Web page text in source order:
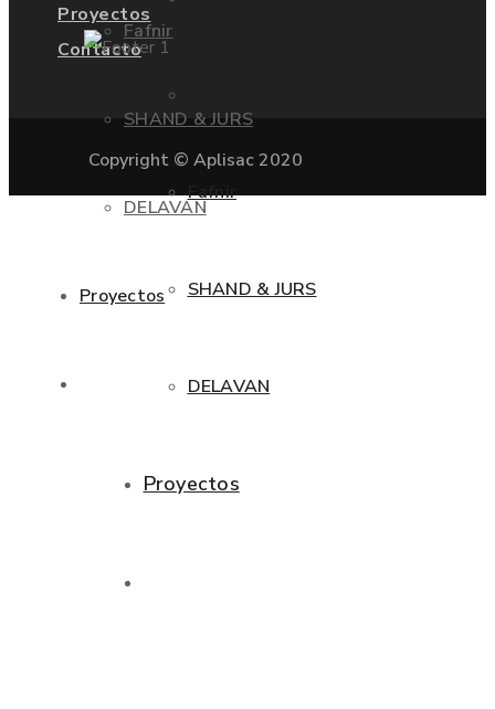
Fafnir
SHAND & JURS
DELAVAN
Proyectos
Fafnir
SHAND & JURS
DELAVAN
Proyectos
Proyectos
Contacto
Copyright © Aplisac 2020